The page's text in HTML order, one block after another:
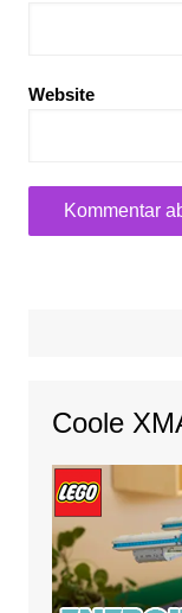
Website
Coole